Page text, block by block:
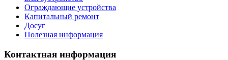
Ограждающие устройства
Капитальный ремонт
Досуг
Полезная информация
Контактная информация